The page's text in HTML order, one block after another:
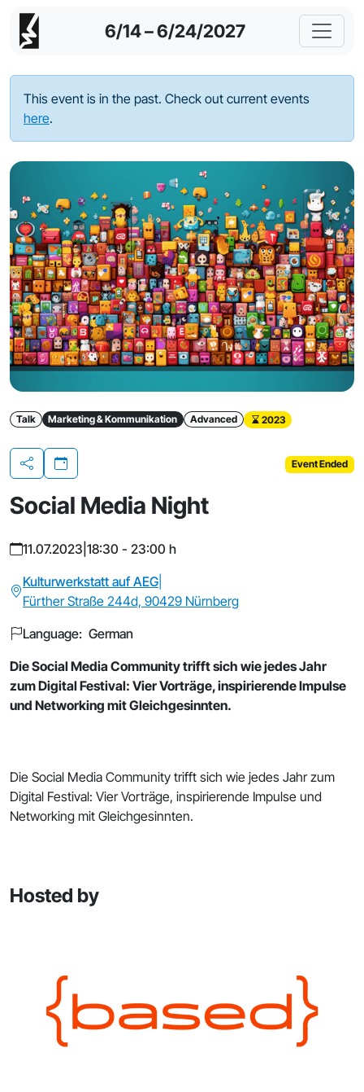
6/14 – 6/24/2027
This event is in the past. Check out current events
here.
Talk Marketing & Kommunikation Advanced 2023
Share
Event Ended
Social Media Night
11.07.2023 18:30 - 23:00 h
Kulturwerkstatt auf AEG
Fürther Straße 244d, 90429 Nürnberg
Language: German
Die Social Media Community trifft sich wie jedes Jahr
zum Digital Festival: Vier Vorträge, inspirierende Impulse
und Networking mit Gleichgesinnten.
Die Social Media Community trifft sich wie jedes Jahr zum
Digital Festival: Vier Vorträge, inspirierende Impulse und
Networking mit Gleichgesinnten.
Hosted by